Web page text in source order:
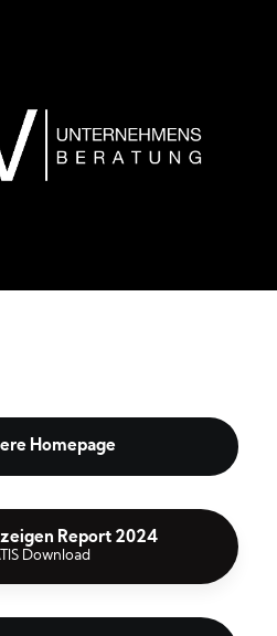
Homepage
Report 2024
Download